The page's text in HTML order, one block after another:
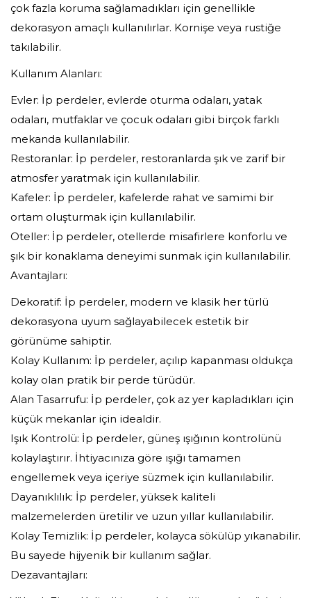
çok fazla koruma sağlamadıkları için genellikle
dekorasyon amaçlı kullanılırlar. Kornişe veya rustiğe
takılabilir.
Kullanım Alanları:
Evler: İp perdeler, evlerde oturma odaları, yatak
odaları, mutfaklar ve çocuk odaları gibi birçok farklı
mekanda kullanılabilir.
Restoranlar: İp perdeler, restoranlarda şık ve zarif bir
atmosfer yaratmak için kullanılabilir.
Kafeler: İp perdeler, kafelerde rahat ve samimi bir
ortam oluşturmak için kullanılabilir.
Oteller: İp perdeler, otellerde misafirlere konforlu ve
şık bir konaklama deneyimi sunmak için kullanılabilir.
Avantajları:
Dekoratif: İp perdeler, modern ve klasik her türlü
dekorasyona uyum sağlayabilecek estetik bir
görünüme sahiptir.
Kolay Kullanım: İp perdeler, açılıp kapanması oldukça
kolay olan pratik bir perde türüdür.
Alan Tasarrufu: İp perdeler, çok az yer kapladıkları için
küçük mekanlar için idealdir.
Işık Kontrolü: İp perdeler, güneş ışığının kontrolünü
kolaylaştırır. İhtiyacınıza göre ışığı tamamen
engellemek veya içeriye süzmek için kullanılabilir.
Dayanıklılık: İp perdeler, yüksek kaliteli
malzemelerden üretilir ve uzun yıllar kullanılabilir.
Kolay Temizlik: İp perdeler, kolayca sökülüp yıkanabilir.
Bu sayede hijyenik bir kullanım sağlar.
Dezavantajları: